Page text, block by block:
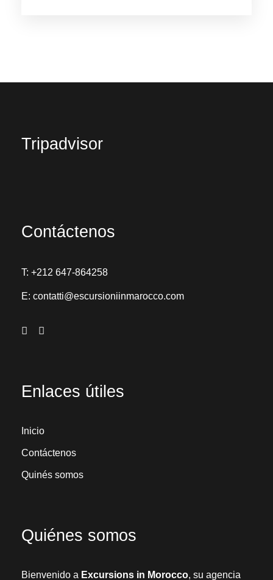
Tripadvisor
Contáctenos
T: +212 647-864258
E: contatti@escursioniinmarocco.com
Enlaces útiles
Inicio
Contáctenos
Quinés somos
Quiénes somos
Bienvenido a Excursions in Morocco, su agencia